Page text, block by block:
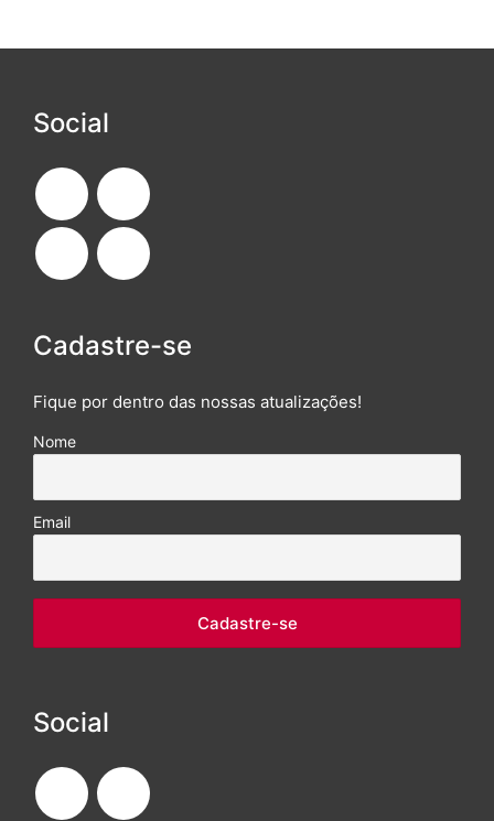
Social
Cadastre-se
Fique por dentro das nossas atualizações!
Nome
Email
Social